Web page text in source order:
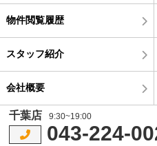
物件閲覧履歴
スタッフ紹介
会社概要
千葉店 9:30~19:00
043-224-